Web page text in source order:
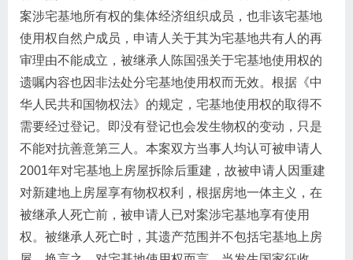
案涉宅基地所有权的集体经济组织成员，也非该宅基地
使用权自然户成员，申请人关于其为宅基地共有人的再
审理由不能成立，被继承人陈国强关于宅基地使用权的
遗嘱内容也因非法处分宅基地使用权而无效。根据《中
华人民共和国物权法》的规定，宅基地使用权的取得不
需要经过登记。即没有登记也会发生物权的变动，只是
不能对抗善意第三人。本案双方当事人均认可被申请人
2001年对宅基地上房屋拆除后重建，故被申请人因重建
对新建地上房屋享有物权权利，根据房地一体主义，在
被继承人死亡前，被申请人已对案涉宅基地享有使用
权。被继承人死亡时，其遗产范围并不包括宅基地上房